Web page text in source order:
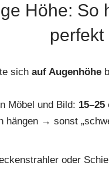
Höhe: So
perfekt
sichauf Augenhöhe
Möbel und Bild: 15–25
hängen → sonst
oder